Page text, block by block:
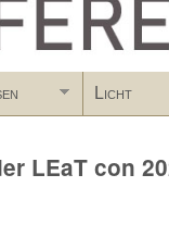
Licht
LEaT con